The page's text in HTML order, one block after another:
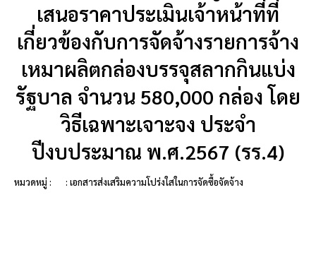
เสนอราคาประเมินเจ้าหน้าที่ที่
เกี่ยวข้องกับการจัดจ้างรายการจ้าง
เหมาผลิตกล่องบรรจุสลากกินแบ่ง
รัฐบาล จำนวน 580,000 กล่อง โดย
วิธีเฉพาะเจาะจง ประจำ
ปีงบประมาณ พ.ศ.2567 (รร.4)
หมวดหมู่ : : เอกสารส่งเสริมความโปร่งใสในการจัดซื้อจัดจ้าง